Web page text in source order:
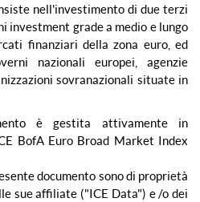
nell'investimento di due terzi
investment grade a medio e lungo
finanziari della zona euro, ed
nazionali europei, agenzie
sovranazionali situate in
è gestita attivamente in
BofA Euro Broad Market Index
documento sono di proprietà
sue affiliate ("ICE Data") e /o dei